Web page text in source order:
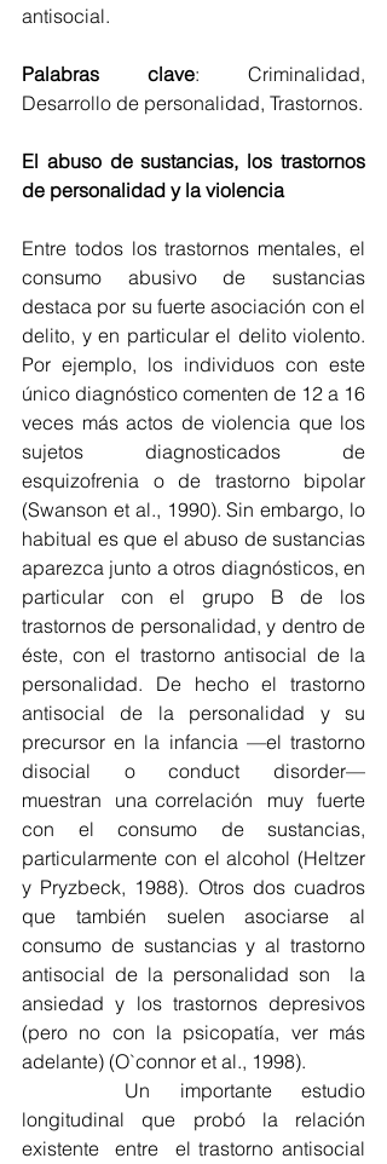
antisocial.
Palabras clave: Criminalidad,
Desarrollo de personalidad, Trastornos.
El abuso de sustancias, los trastornos
de personalidad y la violencia
Entre todos los trastornos mentales, el
consumo abusivo de sustancias
destaca por su fuerte asociación con el
delito, y en particular el delito violento.
Por ejemplo, los individuos con este
único diagnóstico comenten de 12 a 16
veces más actos de violencia que los
sujetos diagnosticados de
esquizofrenia o de trastorno bipolar
(Swanson et al., 1990). Sin embargo, lo
habitual es que el abuso de sustancias
aparezca junto a otros diagnósticos, en
particular con el grupo B de los
trastornos de personalidad, y dentro de
éste, con el trastorno antisocial de la
personalidad. De hecho el trastorno
antisocial de la personalidad y su
precursor en la infancia —el trastorno
disocial o conduct disorder—
muestran  una correlación  muy  fuerte
con  el  consumo  de  sustancias,
particularmente con el alcohol (Heltzer
y Pryzbeck, 1988). Otros dos cuadros
que también suelen asociarse al
consumo de sustancias y al trastorno
antisocial de la personalidad son  la
ansiedad y los trastornos depresivos
(pero no con la psicopatía, ver más
adelante) (O`connor et al., 1998).
longitudinal  que  probó  la  relación
existente  entre  el trastorno antisocial